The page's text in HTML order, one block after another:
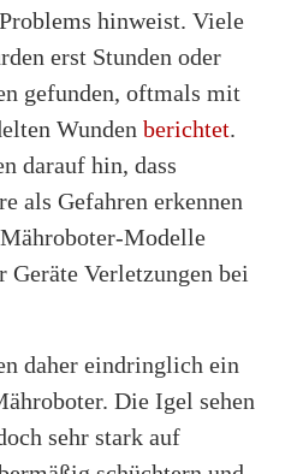
hinweist. Viele
erst Stunden oder
gefunden, oftmals mit
Wunden berichtet.
darauf hin, dass
als Gefahren erkennen
Modelle
Geräte Verletzungen bei
daher eindringlich ein
Die Igel sehen
sehr stark auf